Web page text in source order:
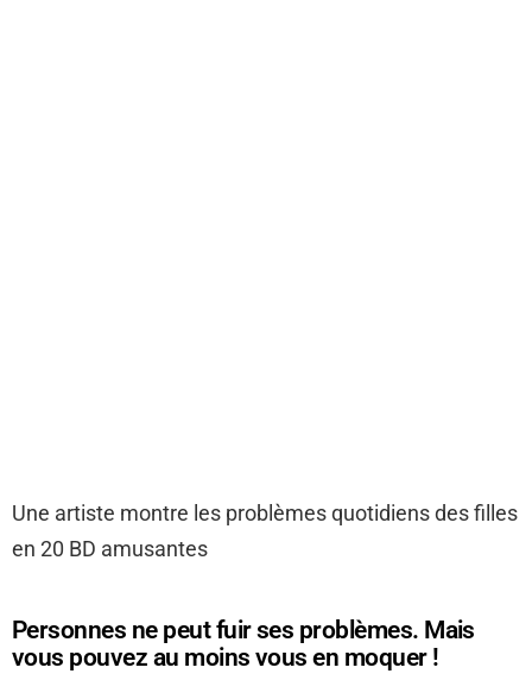
Une artiste montre les problèmes quotidiens des filles
en 20 BD amusantes
Personnes ne peut fuir ses problèmes. Mais
vous pouvez au moins vous en moquer !